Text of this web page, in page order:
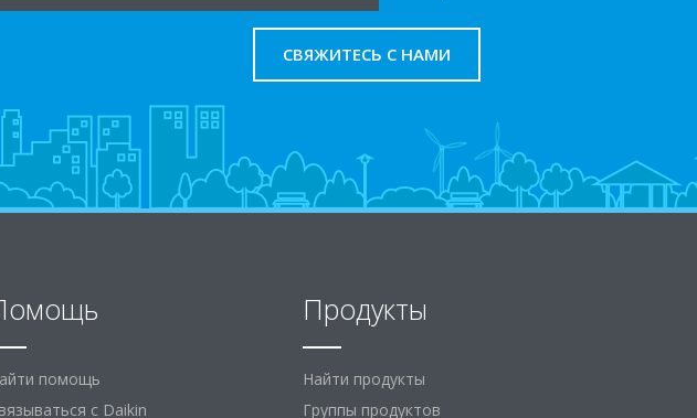
СВЯЖИТЕСЬ С НАМИ
помощь
с Daikin
Продукты
Найти продукты
Группы продуктов